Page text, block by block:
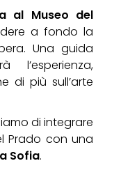
al Museo del
a fondo la
Una guida
l’esperienza,
di più sull’arte
di integrare
Prado con una
Sofia.